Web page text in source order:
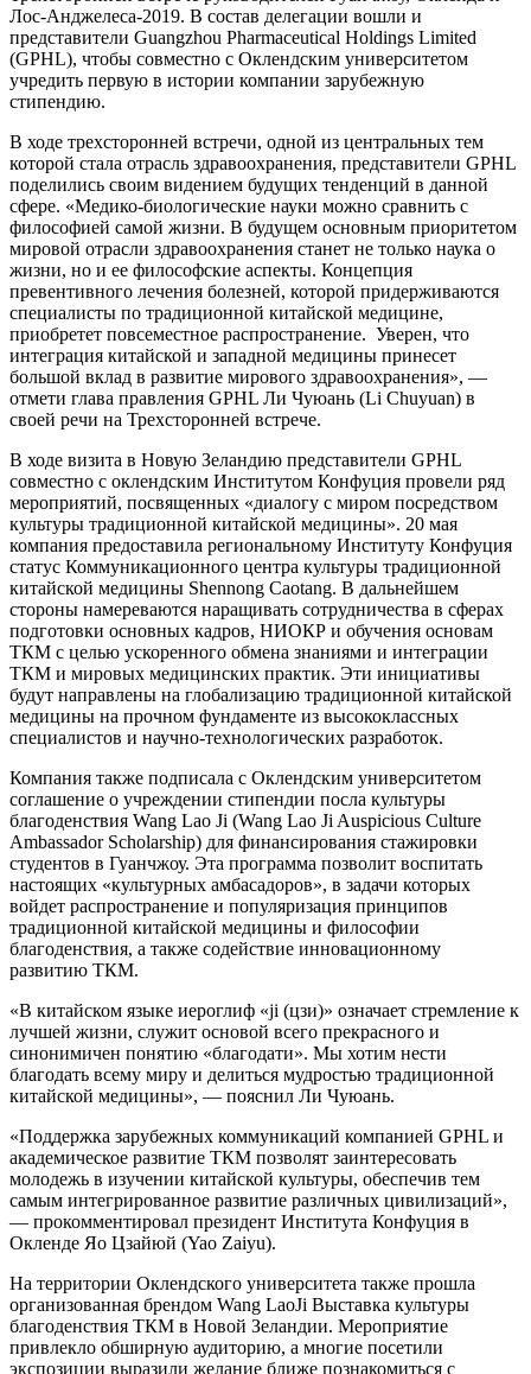
Лос-Анджелеса-2019. В состав делегации вошли и
представители Guangzhou Pharmaceutical Holdings Limited
(GPHL), чтобы совместно с Оклендским университетом
учредить первую в истории компании зарубежную
стипендию.
В ходе трехсторонней встречи, одной из центральных тем
которой стала отрасль здравоохранения, представители GPHL
поделились своим видением будущих тенденций в данной
сфере. «Медико-биологические науки можно сравнить с
философией самой жизни. В будущем основным приоритетом
мировой отрасли здравоохранения станет не только наука о
жизни, но и ее философские аспекты. Концепция
превентивного лечения болезней, которой придерживаются
специалисты по традиционной китайской медицине,
приобретет повсеместное распространение. Уверен, что
интеграция китайской и западной медицины принесет
большой вклад в развитие мирового здравоохранения», —
отмети глава правления GPHL Ли Чуюань (Li Chuyuan) в
своей речи на Трехсторонней встрече.
В ходе визита в Новую Зеландию представители GPHL
совместно с оклендским Институтом Конфуция провели ряд
мероприятий, посвященных «диалогу с миром посредством
культуры традиционной китайской медицины». 20 мая
компания предоставила региональному Институту Конфуция
статус Коммуникационного центра культуры традиционной
китайской медицины Shennong Caotang. В дальнейшем
стороны намереваются наращивать сотрудничества в сферах
подготовки основных кадров, НИОКР и обучения основам
ТКМ с целью ускоренного обмена знаниями и интеграции
ТКМ и мировых медицинских практик. Эти инициативы
будут направлены на глобализацию традиционной китайской
медицины на прочном фундаменте из высококлассных
специалистов и научно-технологических разработок.
Компания также подписала с Оклендским университетом
соглашение о учреждении стипендии посла культуры
благоденствия Wang Lao Ji (Wang Lao Ji Auspicious Culture
Ambassador Scholarship) для финансирования стажировки
студентов в Гуанчжоу. Эта программа позволит воспитать
настоящих «культурных амбасадоров», в задачи которых
войдет распространение и популяризация принципов
традиционной китайской медицины и философии
благоденствия, а также содействие инновационному
развитию ТКМ.
«В китайском языке иероглиф «ji (цзи)» означает стремление к
лучшей жизни, служит основой всего прекрасного и
синонимичен понятию «благодати». Мы хотим нести
благодать всему миру и делиться мудростью традиционной
китайской медицины», — пояснил Ли Чуюань.
«Поддержка зарубежных коммуникаций компанией GPHL и
академическое развитие ТКМ позволят заинтересовать
молодежь в изучении китайской культуры, обеспечив тем
самым интегрированное развитие различных цивилизаций»,
— прокомментировал президент Института Конфуция в
Окленде Яо Цзайюй (Yao Zaiyu).
На территории Оклендского университета также прошла
организованная брендом Wang LaoJi Выставка культуры
благоденствия ТКМ в Новой Зеландии. Мероприятие
привлекло обширную аудиторию, а многие посетили
экспозиции выразили желание ближе познакомиться с